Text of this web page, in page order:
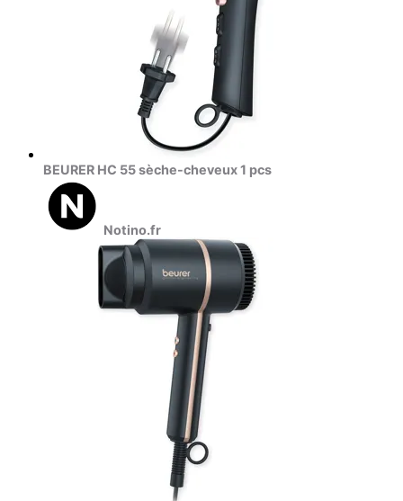
BEURER HC 55 sèche-cheveux 1 pcs
Notino.fr